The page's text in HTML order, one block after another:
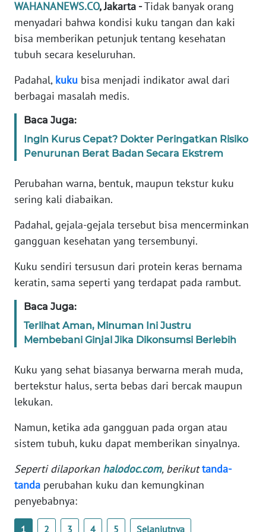
WAHANANEWS.CO, Jakarta -Tidak banyak orang
menyadari bahwa kondisi kuku tangan dan kaki
bisa memberikan petunjuk tentang kesehatan
tubuh secara keseluruhan.
Padahal, kuku bisa menjadi indikator awal dari
berbagai masalah medis.
Baca Juga:
Ingin Kurus Cepat? Dokter Peringatkan Risiko
Penurunan Berat Badan Secara Ekstrem
Perubahan warna, bentuk, maupun tekstur kuku
sering kali diabaikan.
Padahal, gejala-gejala tersebut bisa mencerminkan
gangguan kesehatan yang tersembunyi.
Kuku sendiri tersusun dari protein keras bernama
keratin, sama seperti yang terdapat pada rambut.
Baca Juga:
Terlihat Aman, Minuman Ini Justru
Membebani Ginjal Jika Dikonsumsi Berlebih
Kuku yang sehat biasanya berwarna merah muda,
bertekstur halus, serta bebas dari bercak maupun
lekukan.
Namun, ketika ada gangguan pada organ atau
sistem tubuh, kuku dapat memberikan sinyalnya.
Seperti dilaporkan halodoc.com, berikuttanda-
tanda perubahan kuku dan kemungkinan
penyebabnya:
1 2 3 4 5 Selanjutnya
Informasi
INDEKS
BERITA
KONTAK
KAMI
INFO
PEDOMAN
MEDIA
SIBER
REDAKSI
DISCLAIMER
News
Regional
JAKARTA
WN
JABAR